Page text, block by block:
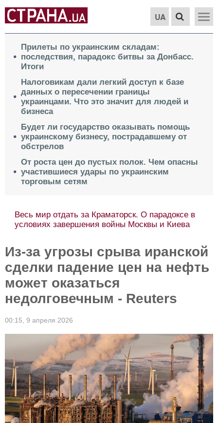
UA
Прилеты по украинским складам:
последствия, парадокс битвы за Донбасс.
Итоги
Налоговикам дали легкий доступ к базе
данных о пересечении границы
украинцами. Что это значит для людей и
бизнеса
Будет ли государство оказывать помощь
украинскому бизнесу, пострадавшему от
обстрелов
От роста цен до пустых полок. Чем опасны
участившиеся удары по украинским
торговым сетям
Весь мир отдать за Краматорск. О парадоксе в
условиях завершения войны Москвы и Киева
Из-за угрозы срыва иранской
сделки падение цен на нефть
может оказаться
недолговечным - Reuters
00:15, 9 апреля 2026